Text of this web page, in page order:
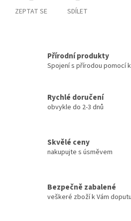
ZEPTAT SE SDÍLET
Přírodní produkty
Spojení s přírodou pomocí
Rychlé doručení
obvykle do 2-3 dnů
Skvělé ceny
nakupujte s úsměvem
Bezpečně zabalené
veškeré zboží k Vám